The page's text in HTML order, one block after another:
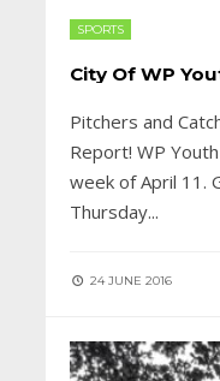
SPORTS
City Of WP
Pitchers and
Report! WP
week of April 11.
Thursday...
24 JUNE 2016